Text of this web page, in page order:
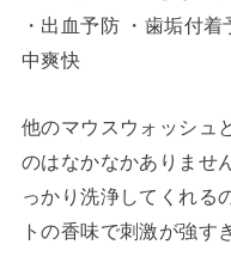
・出血予防 ・歯垢付
中爽快
他のマウスウォッシュ
のはなかなかありませ
っかり洗浄してくれる
トの香味で刺激が強す